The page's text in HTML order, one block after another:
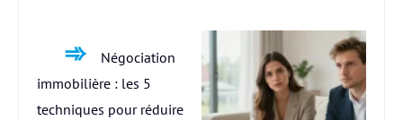
Négociation
immobilière : les 5
techniques pour réduire